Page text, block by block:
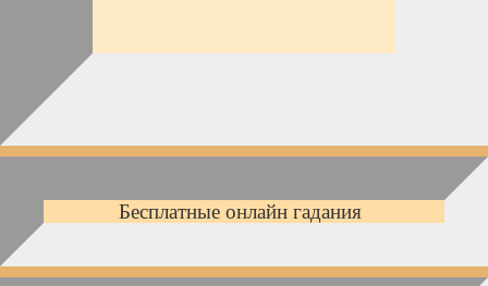
Бесплатные онлайн гадания